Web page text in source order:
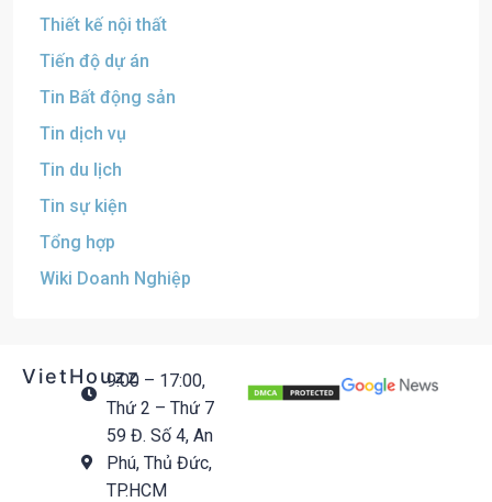
Thiết kế nội thất
Tiến độ dự án
Tin Bất động sản
Tin dịch vụ
Tin du lịch
Tin sự kiện
Tổng hợp
Wiki Doanh Nghiệp
VietHouzz9:00 – 17:00,
Thứ 2 – Thứ 7
59 Đ. Số 4, An
Phú, Thủ Đức,
TP.HCM